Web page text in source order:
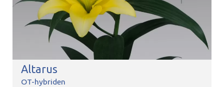
Altarus
OT-hybriden